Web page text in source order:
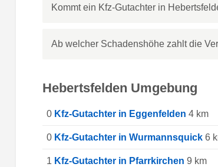
Kommt ein Kfz-Gutachter in
Ab welcher Schadenshöhe zahlt die
Hebertsfelden Umgebung
0 Kfz-Gutachter in Eggenfelden 4 km
0 Kfz-Gutachter in Wurmannsquick6
1 Kfz-Gutachter in Pfarrkirchen 9 km